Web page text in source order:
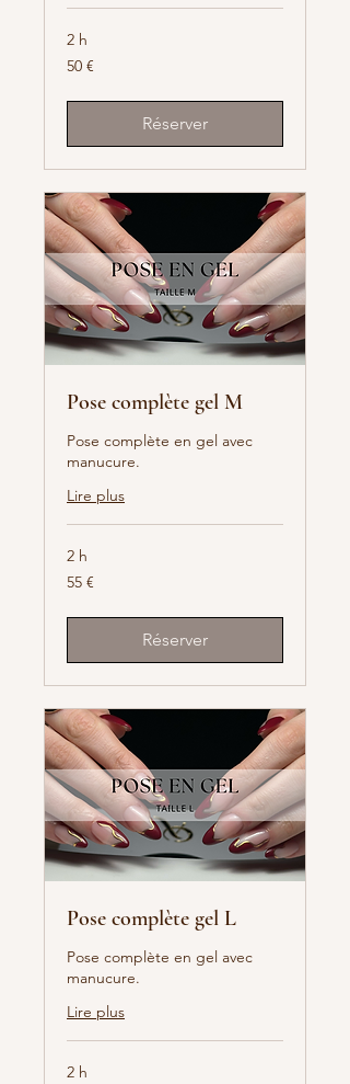
2 h
50
euros
50 €
Réserver
Pose complète gel M
Pose complète en gel avec
manucure.
Lire plus
2 h
55
euros
55 €
Réserver
Pose complète gel L
Pose complète en gel avec
manucure.
Lire plus
2 h